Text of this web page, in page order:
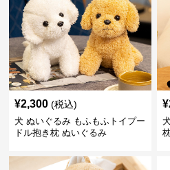
¥2,300 (税込)
犬 ぬいぐるみ もふもふトイプー
ドル抱き枕 ぬいぐるみ
¥